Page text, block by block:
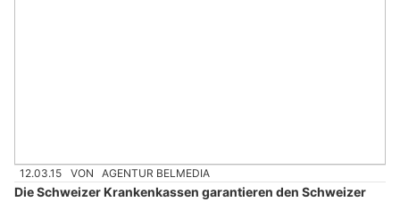
12.03.15 VON AGENTUR BELMEDIA
Die Schweizer Krankenkassen garantieren den Schweizer